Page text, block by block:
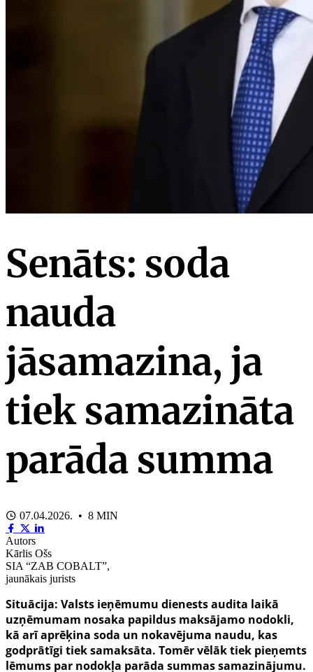
Senāts: soda
nauda
jāsamazina, ja
tiek samazināta
parāda summa
07.04.2026. • 8 MIN
Autors
Kārlis Ošs
SIA “ZAB COBALT”,
jaunākais jurists
Situācija: Valsts ieņēmumu dienests audita laikā
uzņēmumam nosaka papildus maksājamo nodokli,
kā arī aprēķina soda un nokavējuma naudu, kas
godprātīgi tiek samaksāta. Tomēr vēlāk tiek pieņemts
lēmums par nodokļa parāda summas samazinājumu.